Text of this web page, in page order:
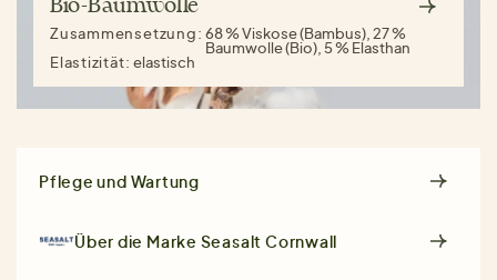
Bio-Baumwolle
Zusammensetzung:68 % Viskose (Bambus), 27 %
Baumwolle (Bio), 5 % Elasthan
Elastizität:elastisch
Pflege und Wartung
Über die Marke Seasalt Cornwall